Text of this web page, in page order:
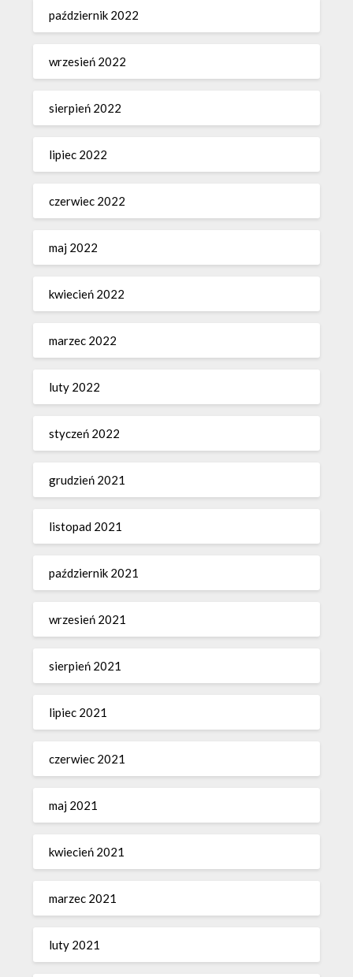
październik 2022
wrzesień 2022
sierpień 2022
lipiec 2022
czerwiec 2022
maj 2022
kwiecień 2022
marzec 2022
luty 2022
styczeń 2022
grudzień 2021
listopad 2021
październik 2021
wrzesień 2021
sierpień 2021
lipiec 2021
czerwiec 2021
maj 2021
kwiecień 2021
marzec 2021
luty 2021